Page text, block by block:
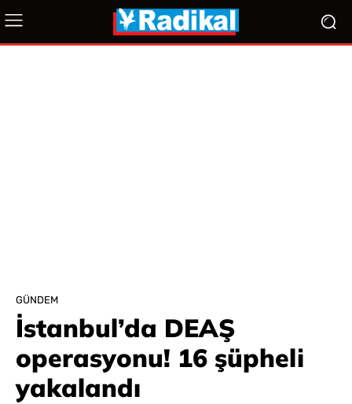
GÜNDEM
İstanbul’da DEAŞ
operasyonu! 16 şüpheli
yakalandı